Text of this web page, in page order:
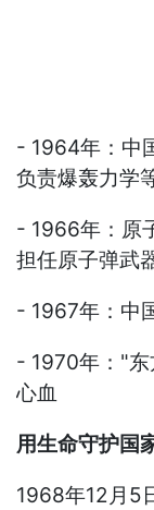
- 1964年：中
负责爆轰力学
- 1966年：原
担任原子弹武
- 1967年：中
- 1970年："东
心血
用生命守护国
1968年12月5